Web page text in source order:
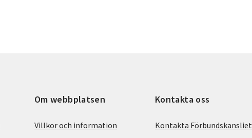
Om webbplatsen
Villkor och information
Kontakta oss
Kontakta Förbundskansliet